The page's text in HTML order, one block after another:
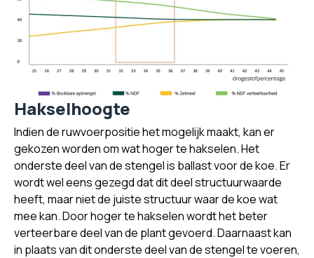
Hakselhoogte
Indien de ruwvoerpositie het mogelijk maakt, kan er
gekozen worden om wat hoger te hakselen. Het
onderste deel van de stengel is ballast voor de koe. Er
wordt wel eens gezegd dat dit deel structuurwaarde
heeft, maar niet de juiste structuur waar de koe wat
mee kan. Door hoger te hakselen wordt het beter
verteerbare deel van de plant gevoerd. Daarnaast kan
in plaats van dit onderste deel van de stengel te voeren,